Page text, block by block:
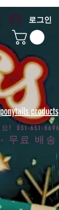
로그인
products
! 031-651-6696
무료 배송